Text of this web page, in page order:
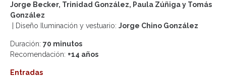
Jorge Becker, Trinidad González, Paula Zúñiga y Tomás
González
Diseño Iluminación y vestuario: Jorge Chino González
Duración: 70 minutos
Recomendación: +14 años
Entradas